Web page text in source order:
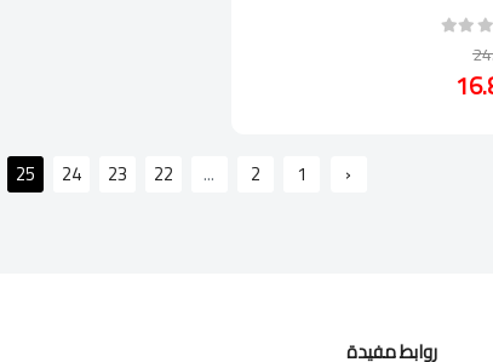
‹
1
2
...
22
23
24
25
روابط مفيدة